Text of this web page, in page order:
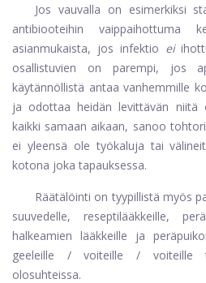
Jos vauvalla on esimerkiksi
antibiooteihin
asianmukaista, jos infektio ei
osallistuvien on parempi, jos
käytännöllistä antaa vanhemmille
ja odottaa heidän levittävän niitä
kaikki samaan aikaan, sanoo
ei yleensä ole työkaluja tai
kotona joka tapauksessa.
Räätälöinti on tyypillistä myös
suuvedelle, reseptilääkkeille,
halkeamien lääkkeille ja
geeleille / voiteille / voiteille
olosuhteissa.